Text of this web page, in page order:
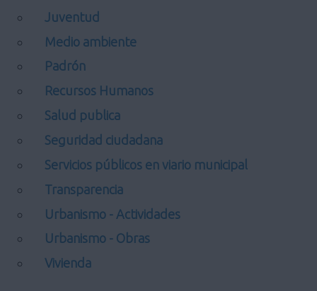
Juventud
Medio ambiente
Padrón
Recursos Humanos
Salud publica
Seguridad ciudadana
Servicios públicos en viario municipal
Transparencia
Urbanismo - Actividades
Urbanismo - Obras
Vivienda